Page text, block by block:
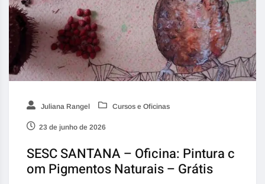
Juliana Rangel Cursos e Oficinas
23 de junho de 2026
SESC SANTANA – Oficina: Pintura c
om Pigmentos Naturais – Grátis